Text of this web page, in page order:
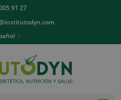
91 27
▼